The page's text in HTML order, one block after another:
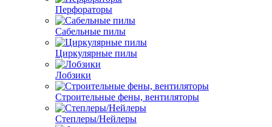
Перфораторы
Сабельные пилы
Циркулярные пилы
Лобзики
Строительные фены, вентиляторы
Степлеры/Нейлеры